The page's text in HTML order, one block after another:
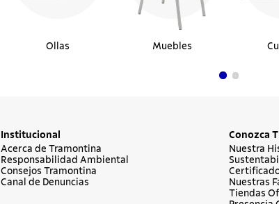
Ollas Muebles
Institucional
Acerca de Tramontina
Responsabilidad Ambiental
Consejos Tramontina
Canal de Denuncias
Conozca
Nuestra
Nuestras
Tiendas